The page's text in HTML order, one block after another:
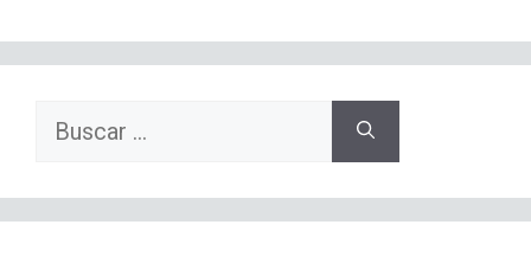
Buscar: